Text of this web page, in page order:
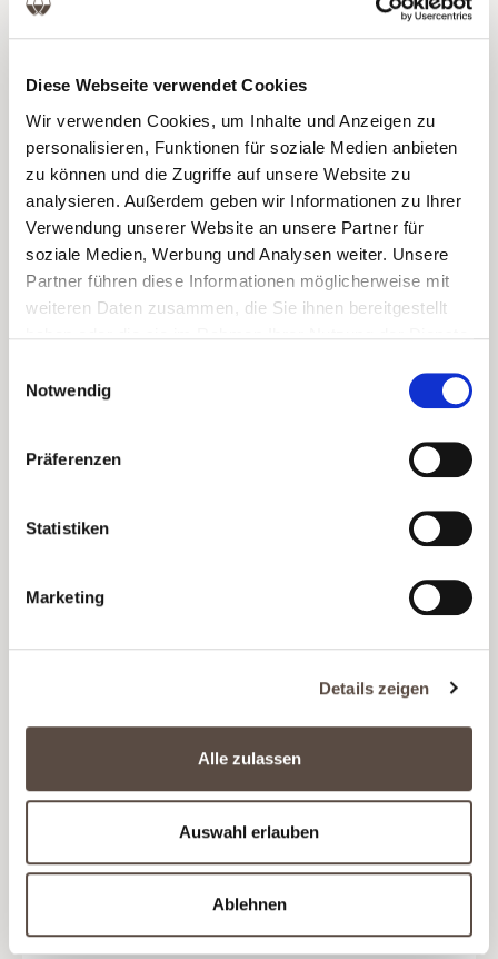
Diese Webseite verwendet Cookies
Wir verwenden Cookies, um Inhalte und Anzeigen zu
personalisieren, Funktionen für soziale Medien anbieten
zu können und die Zugriffe auf unsere Website zu
analysieren. Außerdem geben wir Informationen zu Ihrer
Verwendung unserer Website an unsere Partner für
soziale Medien, Werbung und Analysen weiter. Unsere
Partner führen diese Informationen möglicherweise mit
weiteren Daten zusammen, die Sie ihnen bereitgestellt
Notwendig
Präferenzen
Statistiken
Marketing
Details zeigen
Alle zulassen
Auswahl erlauben
Ablehnen